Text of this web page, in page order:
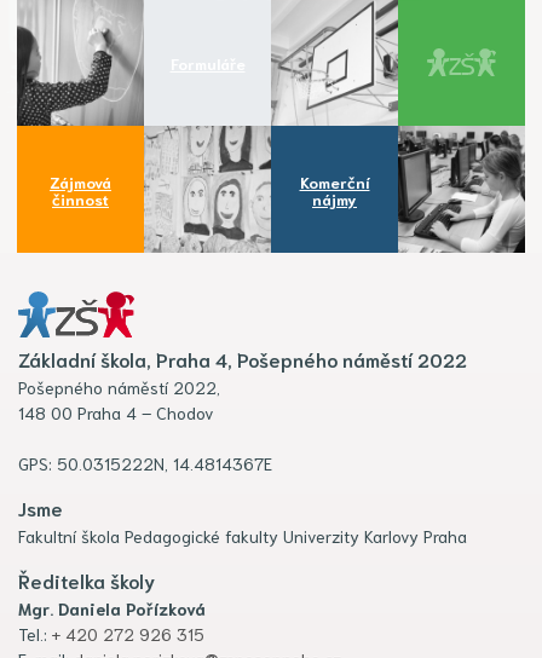
Zájmová
činnost
Komerční
nájmy
Základní škola, Praha 4, Pošepného náměstí 2022
Pošepného náměstí 2022,
148 00 Praha 4 – Chodov
GPS: 50.0315222N, 14.4814367E
Jsme
Fakultní škola Pedagogické fakulty Univerzity Karlovy Praha
Ředitelka školy
Mgr. Daniela Pořízková
Tel.: + 420 272 926 315